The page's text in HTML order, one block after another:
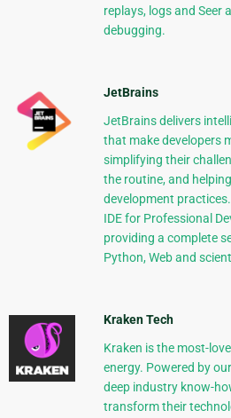
replays, logs and Seer
debugging.
JetBrains
JetBrains delivers
that make developers
simplifying their
the routine, and
development
IDE for Professional
providing a complete
Python, Web and
Kraken Tech
Kraken is the most-
energy. Powered by
deep industry know-
transform their